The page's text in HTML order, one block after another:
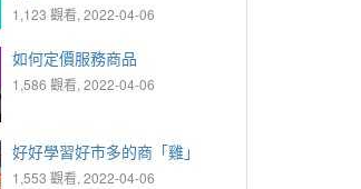
1,123 觀看, 2022-04-06
如何定價服務商品
1,586 觀看, 2022-04-06
好好學習好市多的商「雞」
1,553 觀看, 2022-04-06